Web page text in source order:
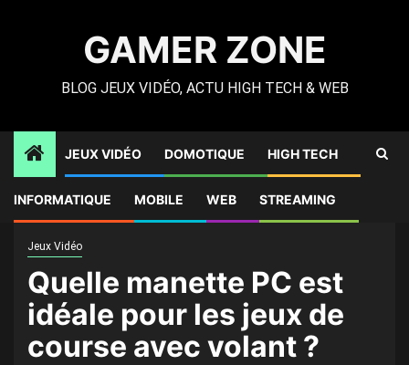
GAMER ZONE
BLOG JEUX VIDÉO, ACTU HIGH TECH & WEB
JEUX VIDÉO DOMOTIQUE HIGH TECH
INFORMATIQUE MOBILE WEB STREAMING
pour les jeux de course avec volant ?
Jeux Vidéo
Quelle manette PC est
idéale pour les jeux de
course avec volant ?